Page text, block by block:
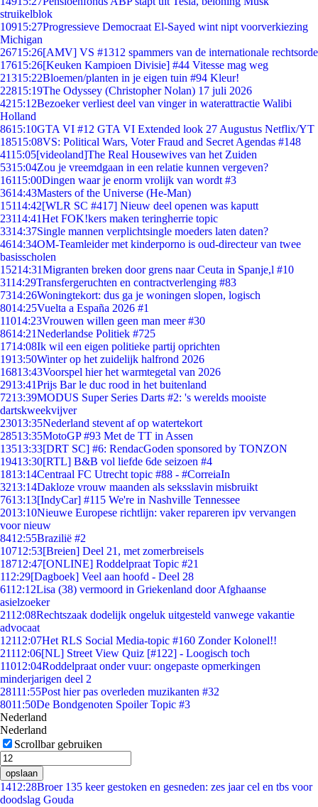
struikelblok
10915:27Progressieve Democraat El-Sayed wint nipt voorverkiezing
Michigan
26715:26[AMV] VS #1312 spammers van de internationale rechtsorde
17615:26[Keuken Kampioen Divisie] #44 Vitesse mag weg
21315:22Bloemen/planten in je eigen tuin #94 Kleur!
22815:19The Odyssey (Christopher Nolan) 17 juli 2026
4215:12Bezoeker verliest deel van vinger in waterattractie Walibi
Holland
8615:10GTA VI #12 GTA VI Extended look 27 Augustus Netflix/YT
18515:08VS: Political Wars, Voter Fraud and Secret Agendas #148
4115:05[videoland]The Real Housewives van het Zuiden
5315:04Zou je vreemdgaan in een relatie kunnen vergeven?
16115:00Dingen waar je enorm vrolijk van wordt #3
3614:43Masters of the Universe (He-Man)
15114:42[WLR SC #417] Nieuw deel openen was kaputt
23114:41Het FOK!kers maken teringherrie topic
3314:37Single mannen verplichtsingle moeders laten daten?
4614:34OM-Teamleider met kinderporno is oud-directeur van twee
basisscholen
15214:31Migranten breken door grens naar Ceuta in Spanje,l #10
3114:29Transfergeruchten en contractverlenging #83
7314:26Woningtekort: dus ga je woningen slopen, logisch
8014:25Vuelta a España 2026 #1
11014:23Vrouwen willen geen man meer #30
8614:21Nederlandse Politiek #725
1714:08Ik wil een eigen politieke partij oprichten
1913:50Winter op het zuidelijk halfrond 2026
16813:43Voorspel hier het warmtegetal van 2026
2913:41Prijs Bar le duc rood in het buitenland
7213:39MODUS Super Series Darts #2: 's werelds mooiste
dartskweekvijver
23013:35Nederland stevent af op watertekort
28513:35MotoGP #93 Met de TT in Assen
13513:33[DRT SC] #6: RendacGoden sponsored by TONZON
19413:30[RTL] B&B vol liefde 6de seizoen #4
1813:14Centraal FC Utrecht topic #88 - #CorreiaIn
3213:14Dakloze vrouw maanden als seksslavin misbruikt
7613:13[IndyCar] #115 We're in Nashville Tennessee
2013:10Nieuwe Europese richtlijn: vaker repareren ipv vervangen
voor nieuw
8412:55Brazilië #2
10712:53[Breien] Deel 21, met zomerbreisels
18712:47[ONLINE] Roddelpraat Topic #21
112:29[Dagboek] Veel aan hoofd - Deel 28
6112:12Lisa (38) vermoord in Griekenland door Afghaanse
asielzoeker
2112:08Rechtszaak dodelijk ongeluk uitgesteld vanwege vakantie
advocaat
12112:07Het RLS Social Media-topic #160 Zonder Kolonel!!
21112:06[NL] Street View Quiz [#122] - Loogisch toch
11012:04Roddelpraat onder vuur: ongepaste opmerkingen
minderjarigen deel 2
28111:55Post hier pas overleden muzikanten #32
8011:50De Bondgenoten Spoiler Topic #3
Nederland
Nederland
Scrollbar gebruiken
opslaan
1412:28Broer 135 keer gestoken en gesneden: zes jaar cel en tbs voor
doodslag Gouda